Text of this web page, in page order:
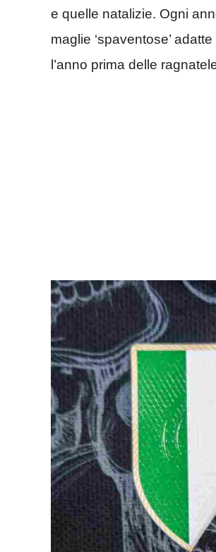
e quelle natalizie. Ogni
maglie ‘spaventose’
l’anno prima delle